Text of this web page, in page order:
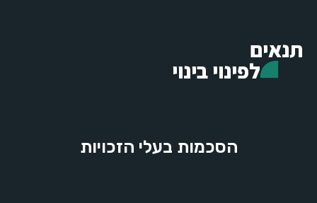
תנאים
לפינוי בינוי
הסכמות בעלי הזכויות